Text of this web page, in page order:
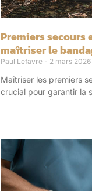
Premiers secours
maîtriser le
Paul Lefavre 2 mars 2026
Maîtriser les premiers
crucial pour garantir la